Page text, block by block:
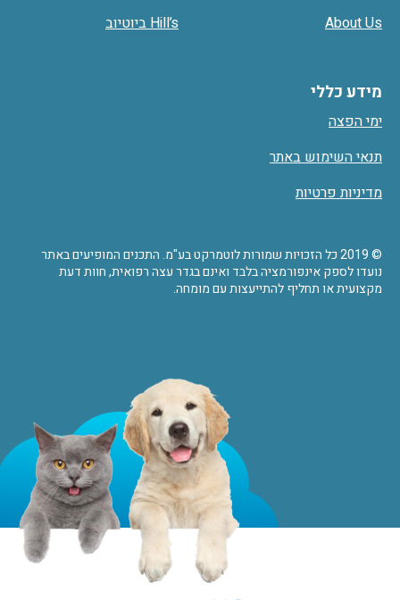
About Us
מידע כללי
ימי הפצה
תנאי השימוש באתר
מדיניות פרטיות
Hill’s ביוטיוב
© 2019 כל הזכויות שמורות לוטמרקט בע"מ. התכנים המופיעים באתר
נועדו לספק אינפורמציה בלבד ואינם בגדר עצה רפואית, חוות דעת
מקצועית או תחליף להתייעצות עם מומחה.